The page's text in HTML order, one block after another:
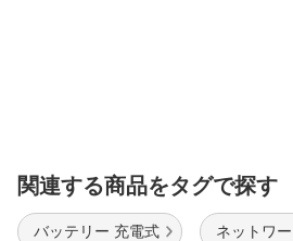
関連する商品をタグで探す
バッテリー 充電式 ネットワ